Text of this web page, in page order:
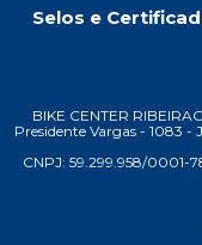
Selos e
BIKE CENTER
Presidente Vargas - 1083
CNPJ: 59.299.958/0001-